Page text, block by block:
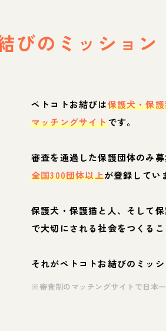
びの ミッション
ペトコトお結びは保護犬・保
マッチングサイトです。
審査を通過した保護団体のみ募
全国300団体以上が登録してい
保護犬・保護猫と人、そして
で大切にされる社会をつくるこ
それがペトコトお結びのミッシ
※審査制のマッチングサイトで日本一